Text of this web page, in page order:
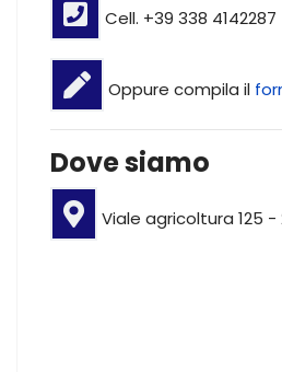
Cell. +39 338 4142287
Oppure compila il
Dove siamo
Viale agricoltura 125 -